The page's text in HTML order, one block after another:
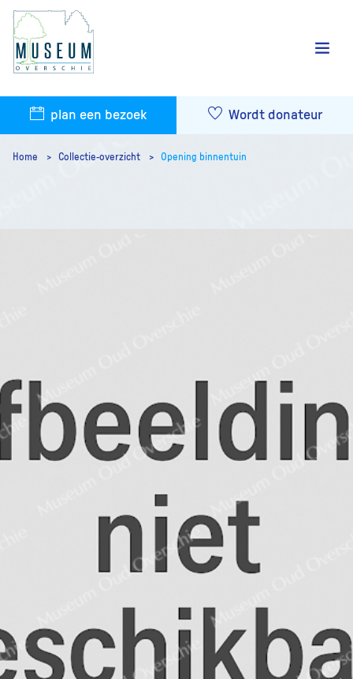
plan een bezoek Wordt donateur
Home Collectie-overzicht Opening binnentuin